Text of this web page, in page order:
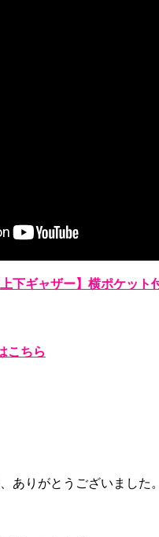
下ギャザー】横ポケット
こちら
ありがとうございました。